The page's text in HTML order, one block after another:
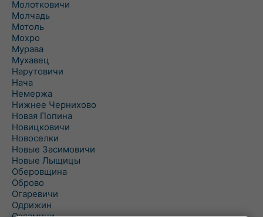
Молотковичи
Молчадь
Мотоль
Мохро
Мурава
Мухавец
Нарутовичи
Нача
Немержа
Нижнее Чернихово
Новая Попина
Новицковичи
Новоселки
Новые Засимовичи
Новые Лыщицы
Оберовщина
Оброво
Огаревичи
Одрижин